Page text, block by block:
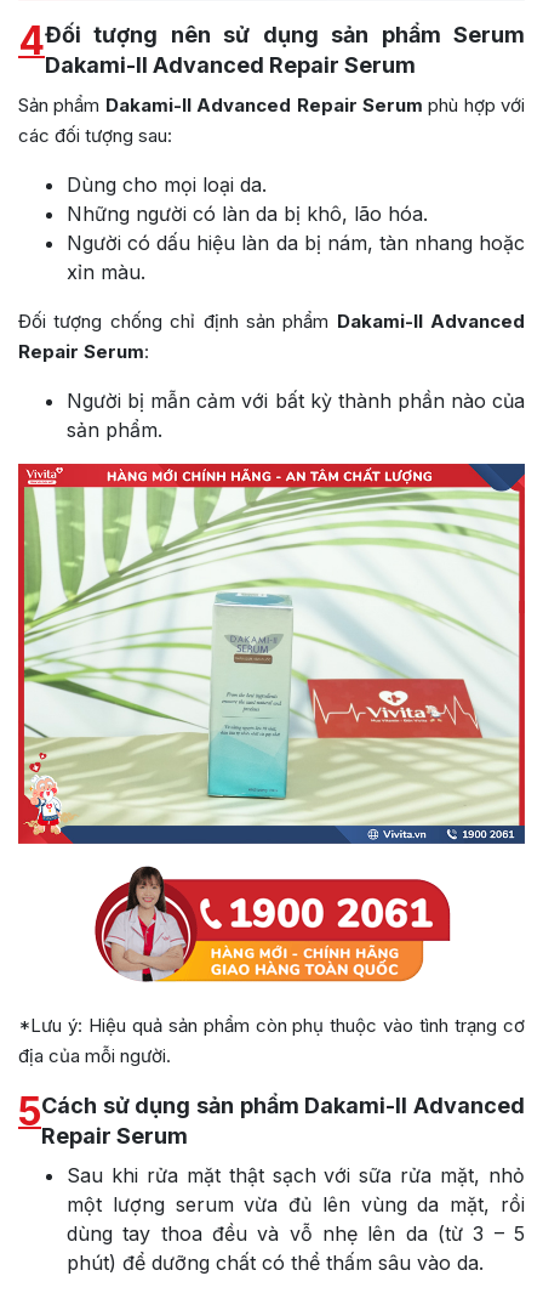
4Đối tượng nên sử dụng sản phẩm Serum
Dakami-II Advanced Repair Serum
Sản phẩm Dakami-II Advanced Repair Serum phù hợp với
các đối tượng sau:
Dùng cho mọi loại da.
Những người có làn da bị khô, lão hóa.
Người có dấu hiệu làn da bị nám, tàn nhang hoặc
xỉn màu.
Đối tượng chống chỉ định sản phẩm Dakami-II Advanced
Repair Serum:
Người bị mẫn cảm với bất kỳ thành phần nào của
sản phẩm.
*Lưu ý: Hiệu quả sản phẩm còn phụ thuộc vào tình trạng cơ
địa của mỗi người.
5Cách sử dụng sản phẩm Dakami-II Advanced
Repair Serum
Sau khi rửa mặt thật sạch với sữa rửa mặt, nhỏ
một lượng serum vừa đủ lên vùng da mặt, rồi
dùng tay thoa đều và vỗ nhẹ lên da (từ 3 – 5
phút) để dưỡng chất có thể thấm sâu vào da.